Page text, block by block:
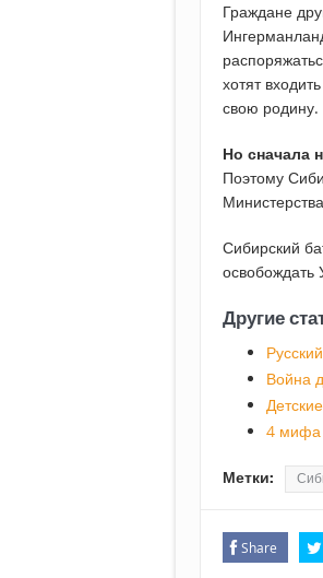
Граждане
хотят
свою родину.
Но сначала
Поэтому
Сибирский
освобождать
Другие
Война
4 мифа
Метки:
Share